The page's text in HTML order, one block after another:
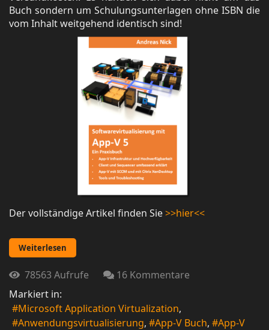
Buch sondern um Schulungsunterlagen ohne ISBN die
vom Inhalt weitgehend identisch sind!
Der vollständige Artikel finden Sie>>hier<<
Weiterlesen
78563 Aufrufe
16 Kommentare
Markiert in:
Microsoft Application Virtualization
Anwendungsvirtualisierung
App-V Buch App-V